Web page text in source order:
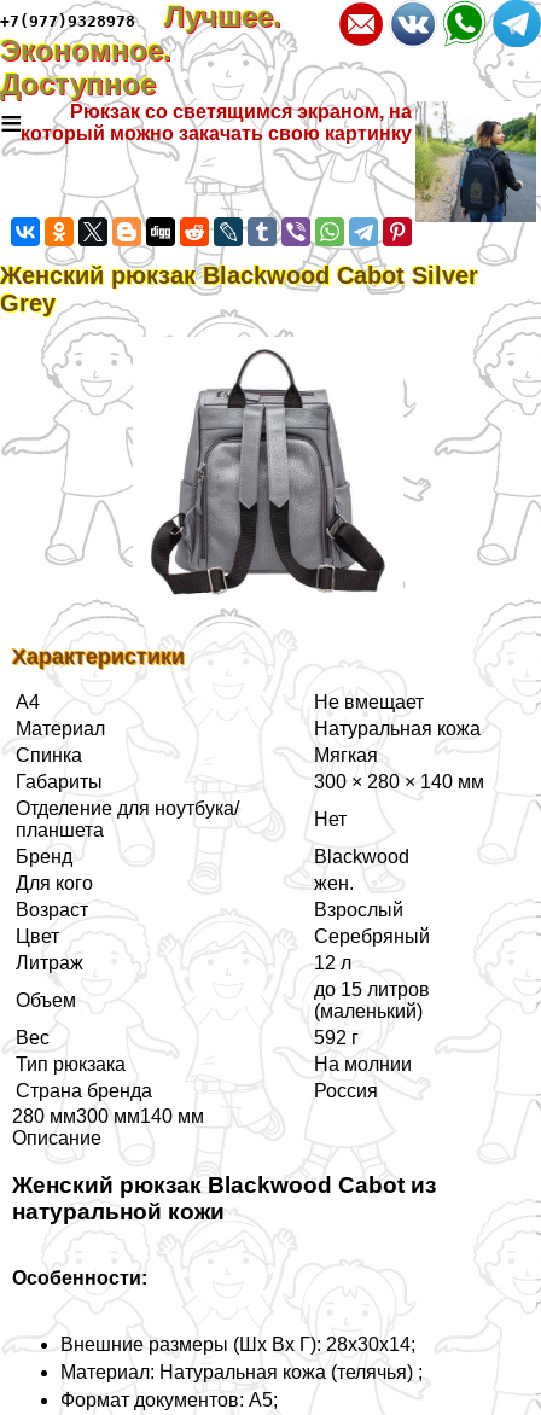
+7(977)9328978
Лучшее.
Экономное.
Доступное
≡
Рюкзак со светящимся экраном, на
который можно закачать свою картинку
Женский рюкзак Blackwood Cabot Silver
Grey
Хаpaктеристики
А4
Не вмещает
Материал
Натуральная кожа
Спинка
Мягкая
Габариты
300 × 280 × 140 мм
Отделение для ноутбука/
планшета
Нет
Бренд
Blackwood
Для кого
жен.
Возраст
Взрослый
Цвет
Серебряный
Литраж
12 л
Объем
до 15 литров
(маленький)
Вес
592 г
Тип рюкзака
На молнии
Страна бренда
Россия
280 мм300 мм140 мм
Описание
Женский рюкзак Blackwood Cabot из
натуральной кожи
Особенности:
Внешние размеры (Шх Вх Г): 28x30x14;
Материал: Натуральная кожа (телячья) ;
Формат документов: А5;